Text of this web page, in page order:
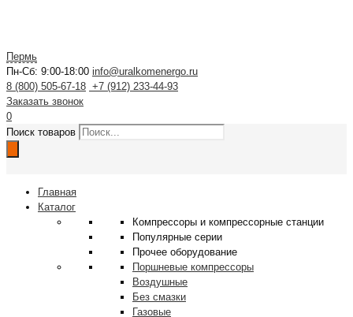
Пермь
Пн-Сб: 9:00-18:00 info@uralkomenergo.ru
8 (800) 505-67-18 +7 (912) 233-44-93
Заказать звонок
0
Поиск товаров
Главная
Каталог
Компрессоры и компрессорные станции
Популярные серии
Прочее оборудование
Поршневые компрессоры
Воздушные
Без смазки
Газовые